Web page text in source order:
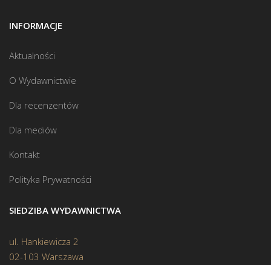
INFORMACJE
Aktualności
O Wydawnictwie
Dla recenzentów
Dla mediów
Kontakt
Polityka Prywatności
SIEDZIBA WYDAWNICTWA
ul. Hankiewicza 2
02-103 Warszawa